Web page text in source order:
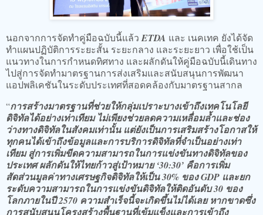
นอกจากการจัดทำคู่มือฉบับนี้แล้ว ETDA และ เนคเทค ยังได้จัด
ทำแผนปฏิบัติการระยะสั้น ระยะกลาง และระยะยาว เพื่อใช้เป็น
แนวทางในการกำหนดทิศทาง และผลักดันให้คู่มือฉบับนี้เดินทาง
ไปสู่การจัดทำมาตรฐานการส่งเสริมและสนับสนุนการพัฒนา
แอปพลิเคชันในระดับประเทศที่สอดคล้องกับมาตรฐานสากล
“การสร้างมาตรฐานที่ช่วยให้กลุ่มเปราะบางเข้าถึงเทคโนโลยี
ดิจิทัลได้อย่างเท่าเทียม ไม่เพียงช่วยลดความเหลื่อมล้ำและช่อง
ว่างทางดิจิทัลในสังคมเท่านั้น แต่ยังเป็นการเสริมสร้างโอกาสให้
ทุกคนได้เข้าถึงข้อมูลและการบริการดิจิทัลที่จำเป็นอย่างเท่า
เทียม สู่การเพิ่มขีดความสามารถในการแข่งขันทางดิจิทัลของ
ประเทศ ผลักดันให้ไทยก้าวสู่เป้าหมาย ‘30:30’ คือการเพิ่ม
สัดส่วนมูลค่าทางเศรษฐกิจดิจิทัลให้เป็น 30% ของ GDP และยก
ระดับความสามารถในการแข่งขันดิจิทัลให้ติดอันดับ 30 ของ
โลกภายในปี 2570 ความสำเร็จนี้จะเกิดขึ้นไม่ได้เลย หากขาดซึ่ง
การสนับสนุนโครงสร้างพื้นฐานที่เข้มแข็งและการเข้าถึง